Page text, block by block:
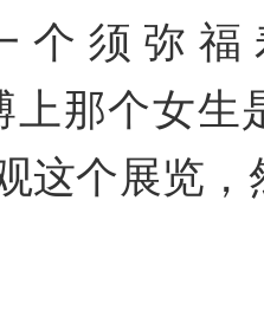
d
个须弥福
上那个女生
这个展览，